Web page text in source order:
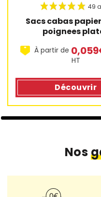
Sacs cabas
poignees
À partir de
HT
Découvrir
Nos